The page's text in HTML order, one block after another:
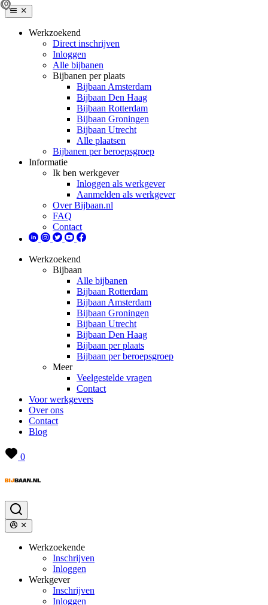
Werkzoekend
Direct inschrijven
Inloggen
Alle bijbanen
Bijbanen per plaats
Bijbaan Amsterdam
Bijbaan Den Haag
Bijbaan Rotterdam
Bijbaan Groningen
Bijbaan Utrecht
Alle plaatsen
Bijbanen per beroepsgroep
Informatie
Ik ben werkgever
Inloggen als werkgever
Aanmelden als werkgever
Over Bijbaan.nl
FAQ
Contact
Werkzoekend
Bijbaan
Alle bijbanen
Bijbaan Rotterdam
Bijbaan Amsterdam
Bijbaan Groningen
Bijbaan Utrecht
Bijbaan Den Haag
Bijbaan per plaats
Bijbaan per beroepsgroep
Meer
Veelgestelde vragen
Contact
Voor werkgevers
Over ons
Contact
Blog
0
Werkzoekende
Inschrijven
Inloggen
Werkgever
Inschrijven
Inloggen